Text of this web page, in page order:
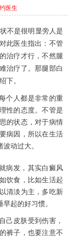
医生
不是很明显旁人是
此医生指出：不管
治疗才行，不然腿
治疗了。那腿部白
下。
个人都是非常的重
性的态度。不管是
的状态，对于病情
病因，所以在生活
动过大。
病发，其实白癜风
饮食，比如生活起
清淡为主，多吃新
起的好习惯。
己皮肤受到伤害，
裤子，也要注意不